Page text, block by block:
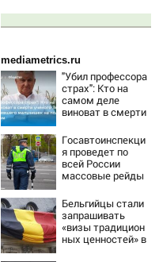
mediametrics.ru
"Убил профессора
страх": Кто на
самом деле
виноват в смерти
остановившего
мальчишек на
поле с горохом
Госавтоинспекци
я проведет по
всей России
массовые рейды
Бельгийцы стали
запрашивать
«визы традицион
ных ценностей» в